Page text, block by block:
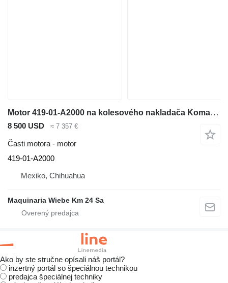
Motor 419-01-A2000 na kolesového nakladača Komatsu WA320-3MC
8 500 USD ≈ 7 357 €
Časti motora - motor
419-01-A2000
Mexiko, Chihuahua
Maquinaria Wiebe Km 24 Sa
Ako by ste stručne opísali náš portál?
inzertný portál so špeciálnou technikou
predajca špeciálnej techniky